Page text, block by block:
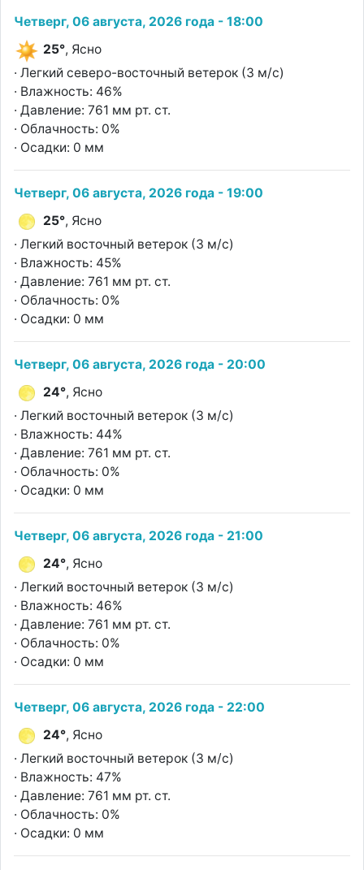
Четверг, 06 августа, 2026 года - 18:00
25°, Ясно
· Легкий северо-восточный ветерок (3 м/с)
· Влажность: 46%
· Давление: 761 мм рт. ст.
· Облачность: 0%
· Осадки: 0 мм
Четверг, 06 августа, 2026 года - 19:00
25°, Ясно
· Легкий восточный ветерок (3 м/с)
· Влажность: 45%
· Давление: 761 мм рт. ст.
· Облачность: 0%
· Осадки: 0 мм
Четверг, 06 августа, 2026 года - 20:00
24°, Ясно
· Легкий восточный ветерок (3 м/с)
· Влажность: 44%
· Давление: 761 мм рт. ст.
· Облачность: 0%
· Осадки: 0 мм
Четверг, 06 августа, 2026 года - 21:00
24°, Ясно
· Легкий восточный ветерок (3 м/с)
· Влажность: 46%
· Давление: 761 мм рт. ст.
· Облачность: 0%
· Осадки: 0 мм
Четверг, 06 августа, 2026 года - 22:00
24°, Ясно
· Легкий восточный ветерок (3 м/с)
· Влажность: 47%
· Давление: 761 мм рт. ст.
· Облачность: 0%
· Осадки: 0 мм